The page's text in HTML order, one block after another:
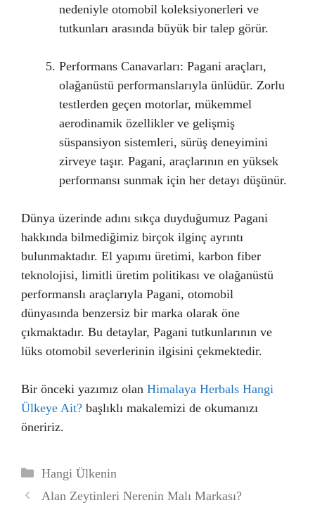
nedeniyle otomobil koleksiyonerleri ve
tutkunları arasında büyük bir talep görür.
Performans Canavarları: Pagani araçları,
olağanüstü performanslarıyla ünlüdür. Zorlu
testlerden geçen motorlar, mükemmel
aerodinamik özellikler ve gelişmiş
süspansiyon sistemleri, sürüş deneyimini
zirveye taşır. Pagani, araçlarının en yüksek
performansı sunmak için her detayı düşünür.
Dünya üzerinde adını sıkça duyduğumuz Pagani
hakkında bilmediğimiz birçok ilginç ayrıntı
bulunmaktadır. El yapımı üretimi, karbon fiber
teknolojisi, limitli üretim politikası ve olağanüstü
performanslı araçlarıyla Pagani, otomobil
dünyasında benzersiz bir marka olarak öne
çıkmaktadır. Bu detaylar, Pagani tutkunlarının ve
lüks otomobil severlerinin ilgisini çekmektedir.
Bir önceki yazımız olan Himalaya Herbals Hangi
Ülkeye Ait? başlıklı makalemizi de okumanızı
öneririz.
Kategoriler
Hangi Ülkenin
Alan Zeytinleri Nerenin Malı Markası?